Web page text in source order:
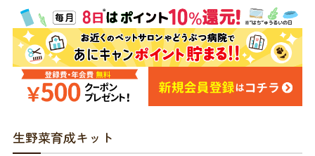
会員登録
あにまるキャンパスについて
アフターサービス
カメ 両生類
あにまるキャンパスについて
アフターサービス
商品リクエスト
お買い物ガイド
生野菜育成キット